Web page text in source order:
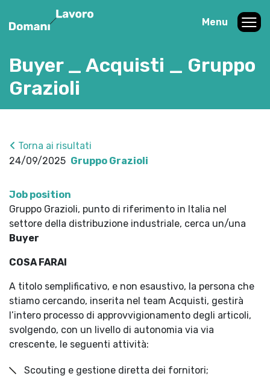
Menu
Buyer _ Acquisti _ Gruppo
Grazioli
Torna ai risultati
24/09/2025 Gruppo Grazioli
Job position
Gruppo Grazioli, punto di riferimento in Italia nel
settore della distribuzione industriale, cerca un/una
Buyer
COSA FARAI
A titolo semplificativo, e non esaustivo, la persona che
stiamo cercando, inserita nel team Acquisti, gestirà
l’intero processo di approvvigionamento degli articoli,
svolgendo, con un livello di autonomia via via
crescente, le seguenti attività:
Scouting e gestione diretta dei fornitori;